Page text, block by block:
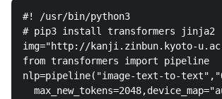
#! /usr/bin/python3
# pip3 install transformers jinja2
img="http://kanji.zinbun.kyoto-
from transformers import pipeline
nlp=pipeline("image-text-to-